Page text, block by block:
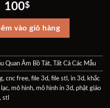
Giá
gốc
là:
110$.
100$Giá
hiện
tại
là:
100$.
Tát mẫu 3d Phúc Đan-04 số lượng
vào giỏ hàng
Quan Âm Bồ Tát, Tất Cả Các Mẫu
, cnc free, file 3d, file stl , in 3d, khắc
, mô hình, mô hình in 3d, phật giáo
, stl